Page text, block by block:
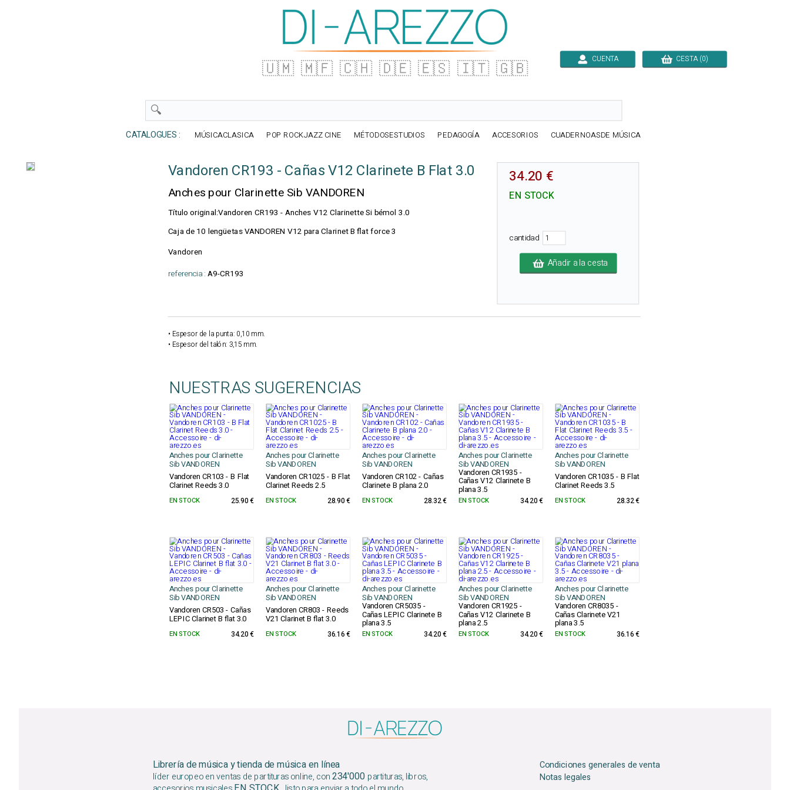
🇺🇲 🇲🇫 🇨🇭 🇩🇪 🇪🇸 🇮🇹 🇬🇧 CUENTA CESTA (0)
CATALOGUES : MÚSICACLASICA POP ROCKJAZZ CINE MÉTODOSESTUDIOS PEDAGOGÍA ACCESORIOS CUADERNOASDE MÚSICA
Vandoren CR193 - Cañas V12 Clarinete B Flat 3.0
Anches pour Clarinette Sib VANDOREN
Título original:Vandoren CR193 - Anches V12 Clarinette Si bémol 3.0
Caja de 10 lengüetas VANDOREN V12 para Clarinet B flat force 3
Vandoren
referencia : A9-CR193
34.20 €
EN STOCK
cantidad
Añadir a la cesta
• Espesor de la punta: 0,10 mm.
• Espesor del talón: 3,15 mm.
NUESTRAS SUGERENCIAS
Anches pour Clarinette
Sib VANDOREN
Anches pour Clarinette
Sib VANDOREN
Anches pour Clarinette
Sib VANDOREN
Anches pour Clarinette
Sib VANDOREN
Anches pour Clarinette
Sib VANDOREN
Vandoren CR103 - B Flat
Clarinet Reeds 3.0
Vandoren CR1025 - B Flat
Clarinet Reeds 2.5
Vandoren CR102 - Cañas
Clarinete B plana 2.0
Vandoren CR1935 -
Cañas V12 Clarinete B
plana 3.5
Vandoren CR1035 - B Flat
Clarinet Reeds 3.5
EN STOCK 25.90 € EN STOCK 28.90 € EN STOCK 28.32 € EN STOCK 34.20 € EN STOCK 28.32 €
Anches pour Clarinette
Sib VANDOREN
Anches pour Clarinette
Sib VANDOREN
Anches pour Clarinette
Sib VANDOREN
Anches pour Clarinette
Sib VANDOREN
Anches pour Clarinette
Sib VANDOREN
Vandoren CR503 - Cañas
LEPIC Clarinet B flat 3.0
Vandoren CR803 - Reeds
V21 Clarinet B flat 3.0
Vandoren CR5035 -
Cañas LEPIC Clarinete B
plana 3.5
Vandoren CR1925 -
Cañas V12 Clarinete B
plana 2.5
Vandoren CR8035 -
Cañas Clarinete V21
plana 3.5
EN STOCK 34.20 € EN STOCK 36.16 € EN STOCK 34.20 € EN STOCK 34.20 € EN STOCK 36.16 €
Librería de música y tienda de música en línea
líder europeo en ventas de partituras online, con234'000 partituras, libros,
Condiciones generales de venta
Notas legales